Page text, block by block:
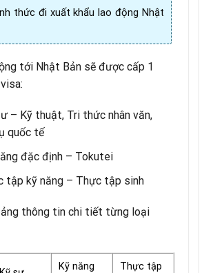
thức đi xuất khẩu lao động Nhật
tới Nhật Bản sẽ được cấp 1
– Kỹ thuật, Tri thức nhân văn,
quốc tế
đặc định – Tokutei
tập kỹ năng – Thực tập sinh
thông tin chi tiết từng loại
Kỹ năng
Thực tập